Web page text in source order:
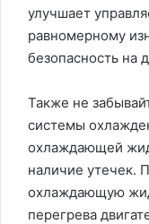
улучшает
равномерному
безопасность на
Также не
системы
охлаждающей
наличие утечек.
охлаждающую
перегрева